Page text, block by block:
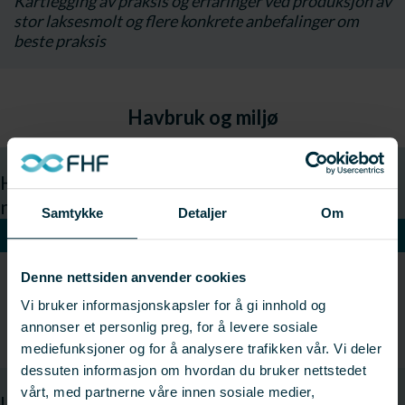
Samtykke Detaljer Om
Denne nettsiden anvender cookies
Vi bruker informasjonskapsler for å gi innhold og
annonser et personlig preg, for å levere sosiale
mediefunksjoner og for å analysere trafikken vår. Vi deler
dessuten informasjon om hvordan du bruker nettstedet
vårt, med partnerne våre innen sosiale medier,
stor laksesmolt og flere konkrete anbefalinger om
beste praksis
Havbruk og miljø
Hvordan forebygge og håndtere episoder
med skadelige alger og maneter
Dokumentasjon av kunnskap og løsninger for
episoder med giftige alger og maneter, inkludert
konkrete anbefalinger og nettbasert verktøy for
håndtering av situasjoner